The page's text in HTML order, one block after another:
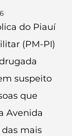
do Piauí
(PM-PI)
suspeito
que
Avenida
mais